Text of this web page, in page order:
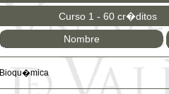
Curso 1 - 60 cr�ditos
Nombre
Bioqu�mica